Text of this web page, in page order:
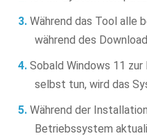
Während das Tool alle
während des
Sobald Windows 11
selbst tun, wird das
Während der
Betriebssystem